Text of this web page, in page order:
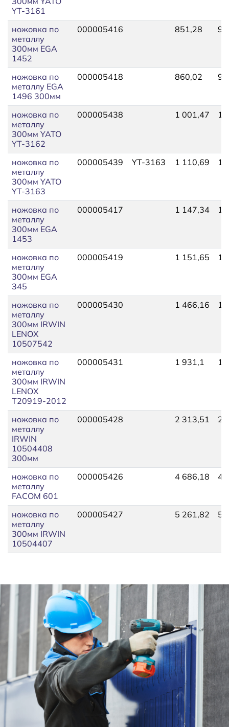
YT-3161
ножовка по
металлу
300мм EGA
1452
000005416 851,28
ножовка по
металлу EGA
1496 300мм
000005418 860,02
ножовка по
металлу
300мм YATO
YT-3162
000005438 1 001,47 1
ножовка по
металлу
300мм YATO
YT-3163
000005439 YT-3163 1 110,69 1
ножовка по
металлу
300мм EGA
1453
000005417 1 147,34 1
ножовка по
металлу
300мм EGA
345
000005419 1 151,65 1
ножовка по
металлу
300мм IRWIN
LENOX
10507542
000005430 1 466,16 1
ножовка по
металлу
300мм IRWIN
LENOX
Т20919-2012
000005431 1 931,1 1
ножовка по
металлу
IRWIN
10504408
300мм
000005428 2 313,51 2
ножовка по
металлу
FACOM 601
000005426 4 686,18 4
ножовка по
металлу
300мм IRWIN
10504407
000005427 5 261,82 5